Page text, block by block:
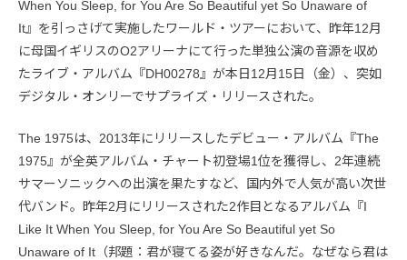
When You Sleep, for You Are So Beautiful yet So Unaware of
It』を引っさげて実施したワールド・ツアーにおいて、昨年12月
に母国イギリスのO2アリーナにて行った単独公演の音源を収め
たライブ・アルバム『DH00278』が本日12月15日（金）、突如
デジタル・オンリーでサプライズ・リリースされた。
The 1975は、2013年にリリースしたデビュー・アルバム『The
1975』が全英アルバム・チャート初登場1位を獲得し、2年連続
サマーソニックへの出演を果たすなど、国内外で人気が高い次世
代バンド。昨年2月にリリースされた2作目となるアルバム『I
Like It When You Sleep, for You Are So Beautiful yet So
Unaware of It（邦題：君が寝てる姿が好きなんだ。なぜなら君は